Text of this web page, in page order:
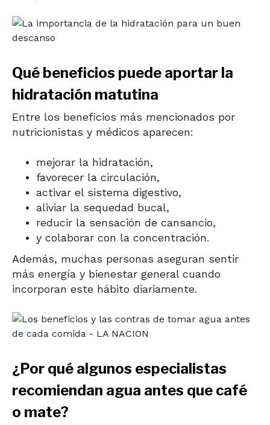
Qué beneficios puede aportar la
hidratación matutina
Entre los beneficios más mencionados por
nutricionistas y médicos aparecen:
mejorar la hidratación,
favorecer la circulación,
activar el sistema digestivo,
aliviar la sequedad bucal,
reducir la sensación de cansancio,
y colaborar con la concentración.
Además, muchas personas aseguran sentir
más energía y bienestar general cuando
incorporan este hábito diariamente.
¿Por qué algunos especialistas
recomiendan agua antes que café
o mate?